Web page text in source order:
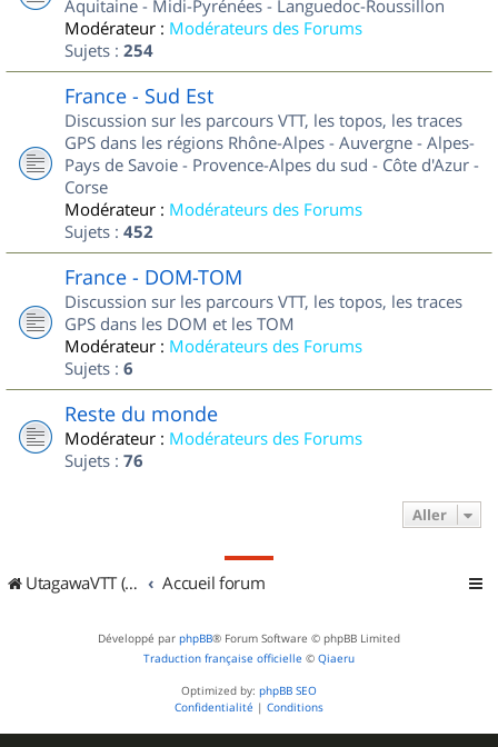
Aquitaine - Midi-Pyrénées - Languedoc-Roussillon
Modérateur : Modérateurs des Forums
Sujets : 254
France - Sud Est
Discussion sur les parcours VTT, les topos, les traces
GPS dans les régions Rhône-Alpes - Auvergne - Alpes-
Pays de Savoie - Provence-Alpes du sud - Côte d'Azur -
Corse
Modérateur : Modérateurs des Forums
Sujets : 452
France - DOM-TOM
Discussion sur les parcours VTT, les topos, les traces
GPS dans les DOM et les TOM
Modérateur : Modérateurs des Forums
Sujets : 6
Reste du monde
Modérateur : Modérateurs des Forums
Sujets : 76
Aller
UtagawaVTT (Randos VTT et VTTAE avec traces GPS) Accueil forum
Développé par phpBB® Forum Software © phpBB Limited
Traduction française officielle © Qiaeru
Optimized by: phpBB SEO
Confidentialité | Conditions